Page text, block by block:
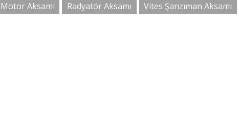
Motor Aksamı Radyatör Aksamı Vites Şanzıman Aksamı